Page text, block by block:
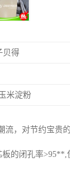
贝得
米淀粉
流，对节约宝贵
的闭孔率>95**,